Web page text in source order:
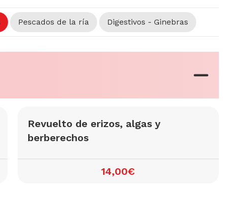
Pescados de la ría Digestivos - Ginebras
Revuelto de erizos, algas y
berberechos
14,00€